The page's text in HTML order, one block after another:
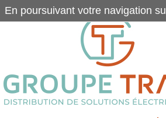
En poursuivant votre navigation